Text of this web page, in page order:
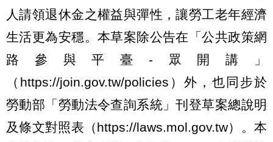
人請領退休金之權益與彈性，讓勞工老年經濟
生活更為安穩。本草案除公告在「公共政策網
路參與平臺-眾開講」
（https://join.gov.tw/policies）外，也同步於
勞動部「勞動法令查詢系統」刊登草案總說明
及條文對照表（https://laws.mol.gov.tw）。本